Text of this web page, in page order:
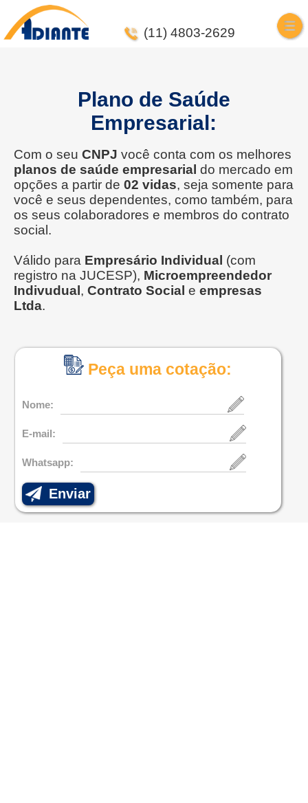
(11) 4803-2629
Plano de Saúde
Empresarial:
Com o seu CNPJ você conta com os melhores
planos de saúde empresarial do mercado em
opções a partir de 02 vidas, seja somente para
você e seus dependentes, como também, para
os seus colaboradores e membros do contrato
social.
Válido para Empresário Individual (com
registro na JUCESP), Microempreendedor
Indivudual , Contrato Social e empresas
Ltda.
Peça uma cotação:
Nome:
E-mail:
Whatsapp:
Enviar